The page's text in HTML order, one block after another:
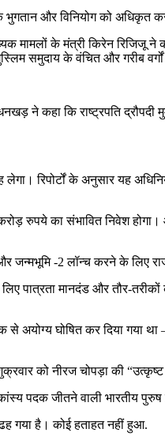
भुगतान और विनियोग को अधिकृत
के मंत्री किरेन रिजिजू ने
समुदाय के वंचित और गरीब वर्गों
ने कहा कि राष्ट्रपति द्रौपदी
रिपोर्टों के अनुसार यह
रुपये का संभावित निवेश
-2 लॉन्च करने के लिए
लिए पात्रता मानदंड और तौर-
अयोग्य घोषित कर दिया गया
को नीरज चोपड़ा की “उत्कृष्ट
पदक जीतने वाली भारतीय पुरुष
गया है। कोई हताहत नहीं हुआ.